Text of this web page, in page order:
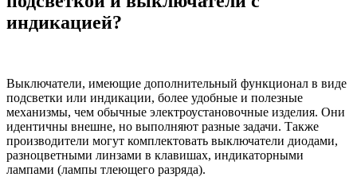
индикацией?
Выключатели, имеющие дополнительный функционал в виде
подсветки или индикации, более удобные и полезные
механизмы, чем обычные электроустановочные изделия. Они
идентичны внешне, но выполняют разные задачи. Также
производители могут комплектовать выключатели диодами,
разноцветными линзами в клавишах, индикаторными
лампами (лампы тлеющего разряда).